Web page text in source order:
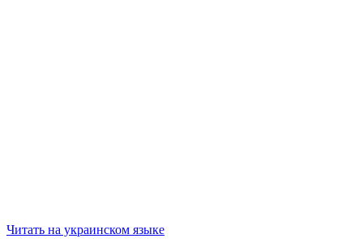
Читать на украинском языке